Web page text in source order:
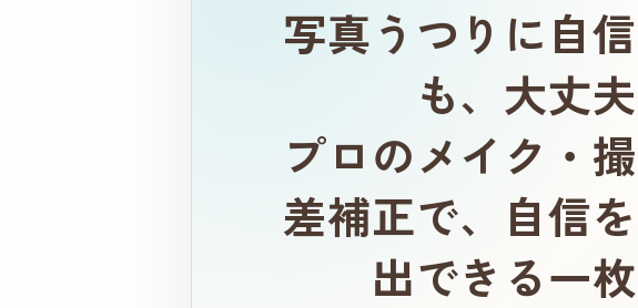
写真うつりに自
も、大丈夫
プロのメイク・
差補正で、自信
出できる一枚